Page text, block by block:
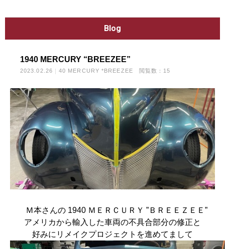
Blog
1940 MERCURY “BREEZEE”
2023.02.26 40 MERCURY *BREEZEE 閲覧数：15
Ｍ本さんの 1940 ＭＥＲＣＵＲＹ ”ＢＲＥＥＺＥＥ”
アメリカから輸入した車両の不具合部分の修正と
好みにリメイクプロジェクトを進めてまして